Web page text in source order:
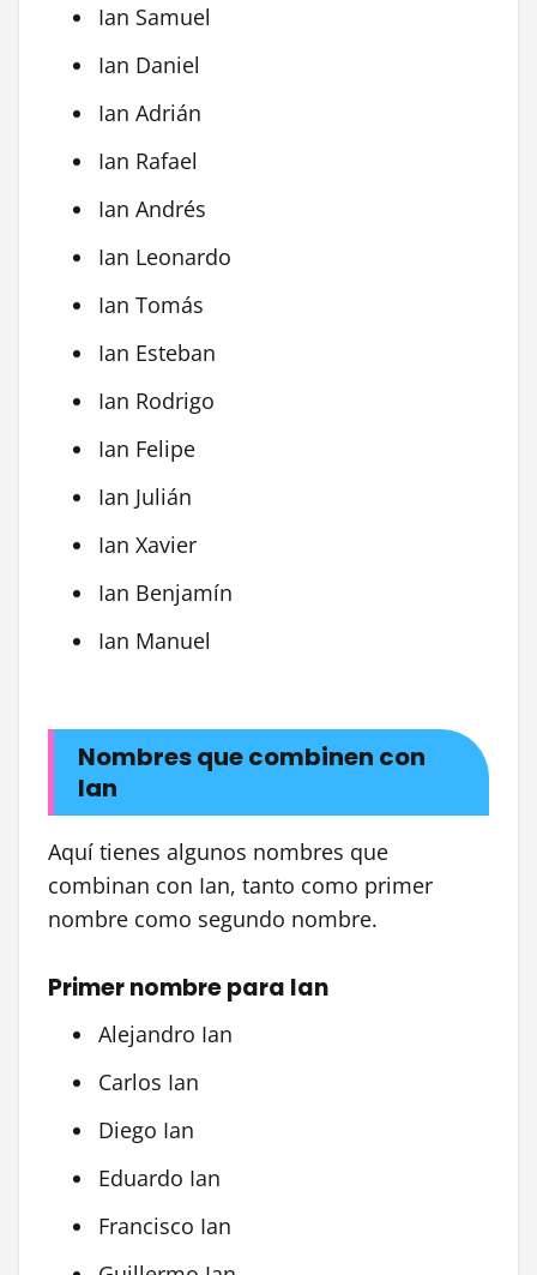
Ian Samuel
Ian Daniel
Ian Adrián
Ian Rafael
Ian Andrés
Ian Leonardo
Ian Tomás
Ian Esteban
Ian Rodrigo
Ian Felipe
Ian Julián
Ian Xavier
Ian Benjamín
Ian Manuel
Nombres que combinen con
Ian
Aquí tienes algunos nombres que
combinan con Ian, tanto como primer
nombre como segundo nombre.
Primer nombre para Ian
Alejandro Ian
Carlos Ian
Diego Ian
Eduardo Ian
Francisco Ian